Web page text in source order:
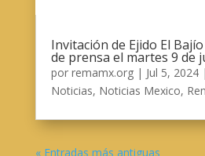
Invitación de Ejido El
de prensa el martes 9 de
por remamx.org| Jul 5, 2024|
Noticias, Noticias Mexico,
« Entradas más antiguas